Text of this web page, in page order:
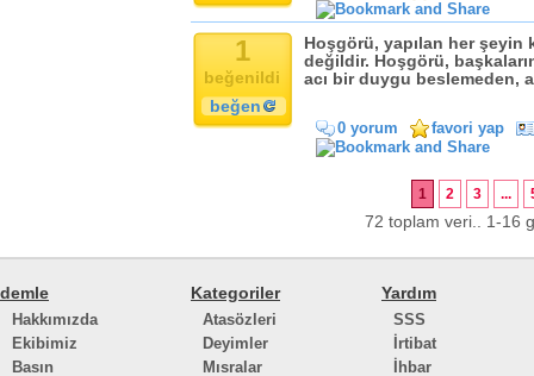
1
beğenildi
beğen
Hoşgörü, yapılan her
değildir. Hoşgörü,
acı bir duygu beslemeden,
0 yorum favori yap
1 2 3 ...
72 toplam veri.. 1-16
demle
Hakkımızda
Ekibimiz
Basın
Kategoriler
Atasözleri
Deyimler
Mısralar
Yardım
SSS
İrtibat
İhbar